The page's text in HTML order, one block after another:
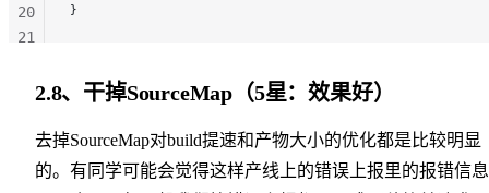
}
20
21
2.8、干掉SourceMap（5星：效果好）
去掉SourceMap对build提速和产物大小的优化都是比较明显
的。有同学可能会觉得这样产线上的错误上报里的报错信